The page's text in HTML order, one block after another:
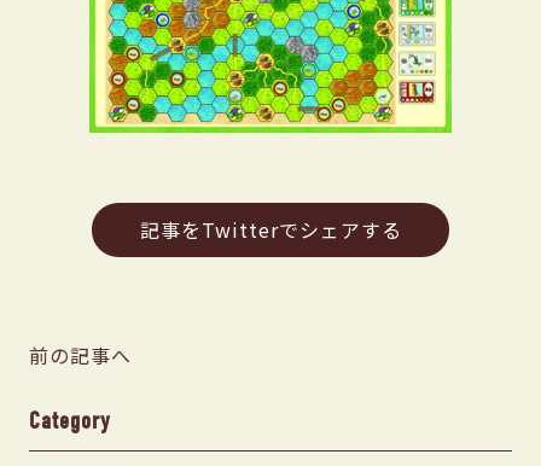
記事をTwitterでシェアする
前の記事へ
Category